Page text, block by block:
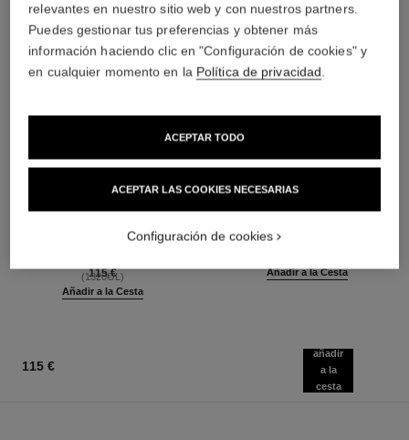
paris - deauville
Les Eaux de Chanel – Eau de
Toilette Vaporizador
115 €
(1320€/L)
Añadir a la Cesta
paris - deauville
Les Eaux de Chanel – Leche
Ref. 102900
Añadir a la Cesta
115 €
añadir
a la
cesta
relevantes en nuestro sitio web y con nuestros partners.
Puedes gestionar tus preferencias y obtener más
información haciendo clic en "Configuración de cookies" y
en cualquier momento en la Política de privacidad
ACEPTAR LAS COOKIES NECESARIAS
ACEPTAR TODO
Configuración de cookies